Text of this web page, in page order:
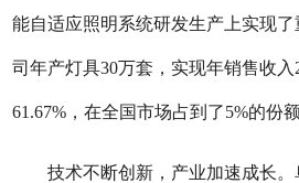
能自适应照明系统研发生产上实现了
司年产灯具30万套，实现年销售收
61.67%，在全国市场占到了5%的份额
技术不断创新，产业加速成长。